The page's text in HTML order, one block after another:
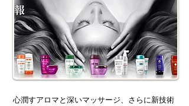
心潤すアロマと深いマッサージ、さらに新技術